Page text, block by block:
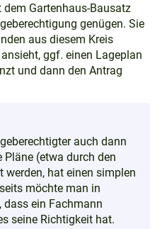
dem Gartenhaus-Bausatz
genügen. Sie
aus diesem Kreis
ggf. einen Lageplan
und dann den Antrag
auch dann
Pläne (etwa durch den
werden, hat einen simplen
möchte man in
dass ein Fachmann
seine Richtigkeit hat.